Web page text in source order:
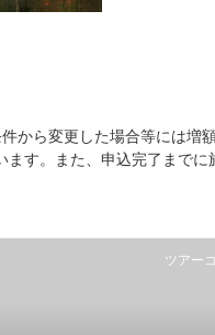
から変更した場合等には増
す。また、申込完了までに
ツアー